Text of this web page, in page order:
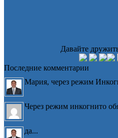
Давайте
Последние комментарии
Мария, через режим
Через режим инкогнито
да...